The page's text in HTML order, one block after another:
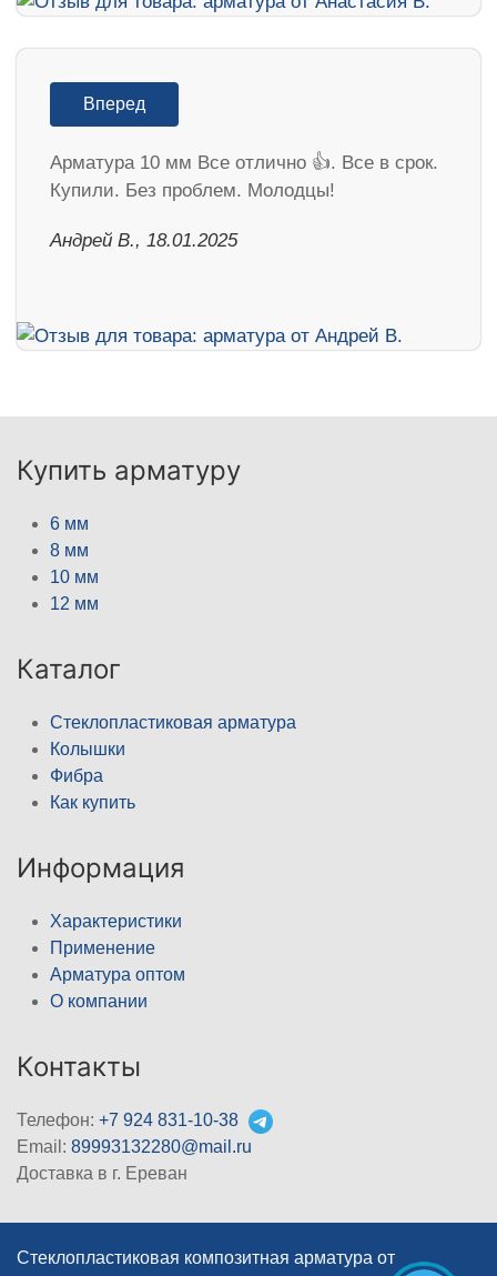
Вперед
Арматура 10 мм Все отлично 👍. Все в срок.
Купили. Без проблем. Молодцы!
Андрей В., 18.01.2025
Купить арматуру
6 мм
8 мм
10 мм
12 мм
Каталог
Стеклопластиковая арматура
Колышки
Фибра
Как купить
Информация
Характеристики
Применение
Арматура оптом
О компании
Контакты
Телефон: +7 924 831-10-38
Email: 89993132280@mail.ru
Доставка в г. Ереван
Стеклопластиковая композитная арматура от